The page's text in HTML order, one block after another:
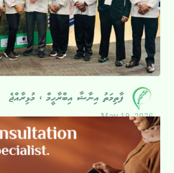
ފާތިމަތު އިނާޝާ އިބްރާހީމް ، މުޅިރާއްޖެ
May 19, 2026